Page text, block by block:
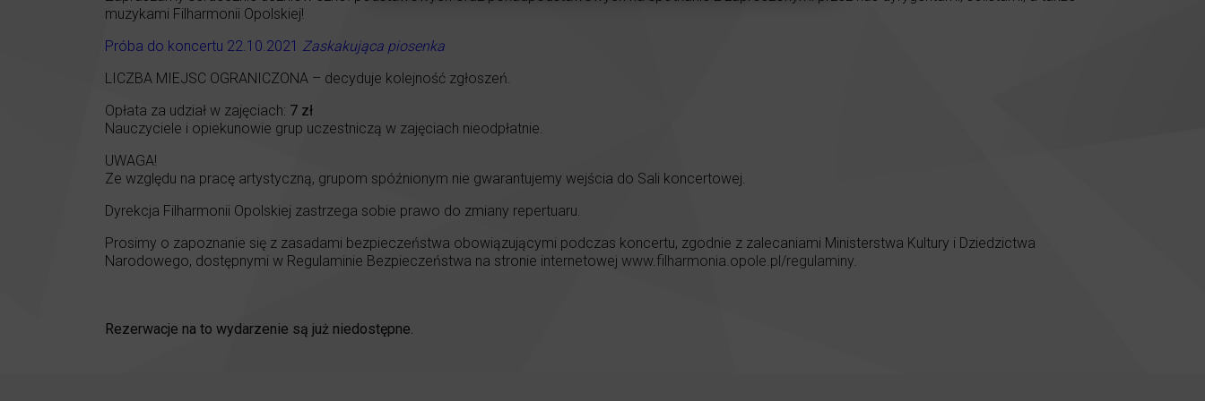
muzykami Filharmonii Opolskiej!
Próba do koncertu 22.10.2021 Zaskakująca piosenka
LICZBA MIEJSC OGRANICZONA – decyduje kolejność zgłoszeń.
Opłata za udział w zajęciach: 7 zł
Nauczyciele i opiekunowie grup uczestniczą w zajęciach nieodpłatnie.
UWAGA!
Ze względu na pracę artystyczną, grupom spóźnionym nie gwarantujemy wejścia do Sali koncertowej.
Dyrekcja Filharmonii Opolskiej zastrzega sobie prawo do zmiany repertuaru.
Prosimy o zapoznanie się z zasadami bezpieczeństwa obowiązującymi podczas koncertu, zgodnie z zalecaniami Ministerstwa Kultury i Dziedzictwa
Narodowego, dostępnymi w Regulaminie Bezpieczeństwa na stronie internetowej www.filharmonia.opole.pl/regulaminy.
Rezerwacje na to wydarzenie są już niedostępne.